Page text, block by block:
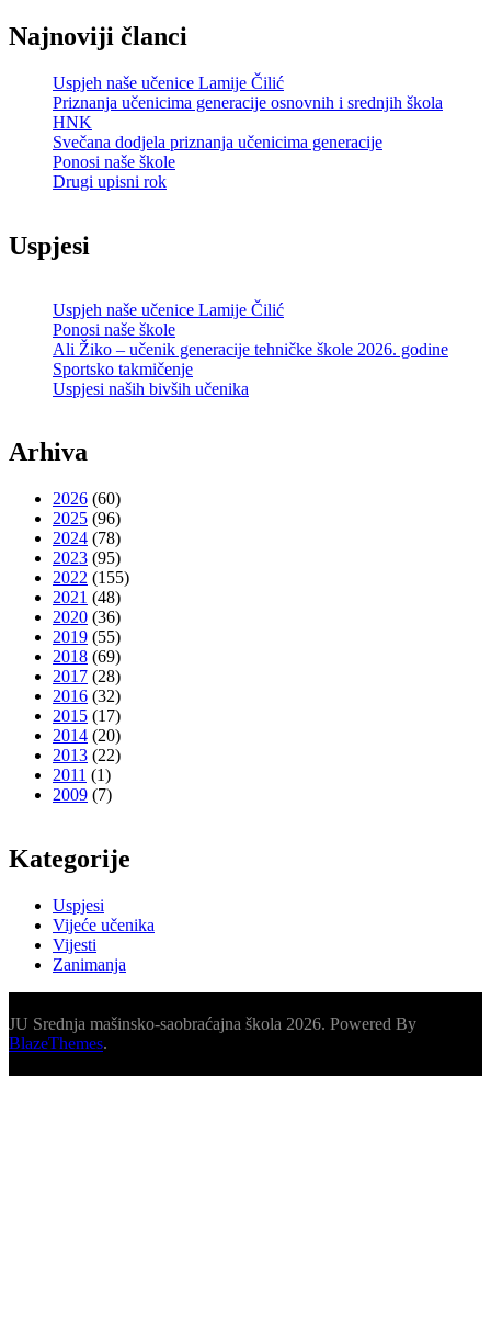
Najnoviji članci
Uspjeh naše učenice Lamije Čilić
Priznanja učenicima generacije osnovnih i srednjih škola
HNK
Svečana dodjela priznanja učenicima generacije
Ponosi naše škole
Drugi upisni rok
Uspjesi
Uspjeh naše učenice Lamije Čilić
Ponosi naše škole
Ali Žiko – učenik generacije tehničke škole 2026. godine
Sportsko takmičenje
Uspjesi naših bivših učenika
Arhiva
2026 (60)
2025 (96)
2024 (78)
2023 (95)
2022 (155)
2021 (48)
2020 (36)
2019 (55)
2018 (69)
2017 (28)
2016 (32)
2015 (17)
2014 (20)
2013 (22)
2011 (1)
2009 (7)
Kategorije
Uspjesi
Vijeće učenika
Vijesti
Zanimanja
JU Srednja mašinsko-saobraćajna škola 2026. Powered By
BlazeThemes.